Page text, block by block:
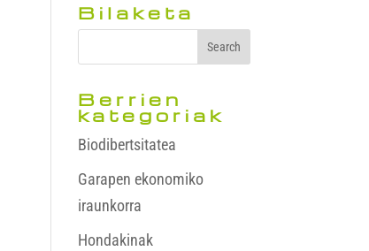
Bilaketa
Berrien
kategoriak
Biodibertsitatea
Garapen ekonomiko
iraunkorra
Hondakinak